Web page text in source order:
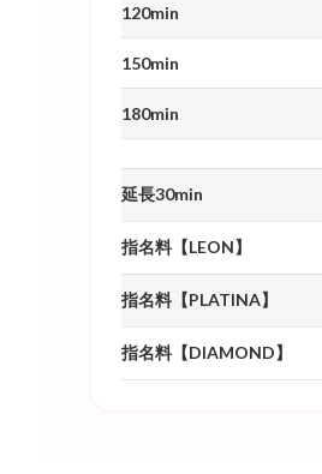
120min
150min
180min
延長30min
指名料【LEON】
指名料【PLATINA】
指名料【DIAMOND】